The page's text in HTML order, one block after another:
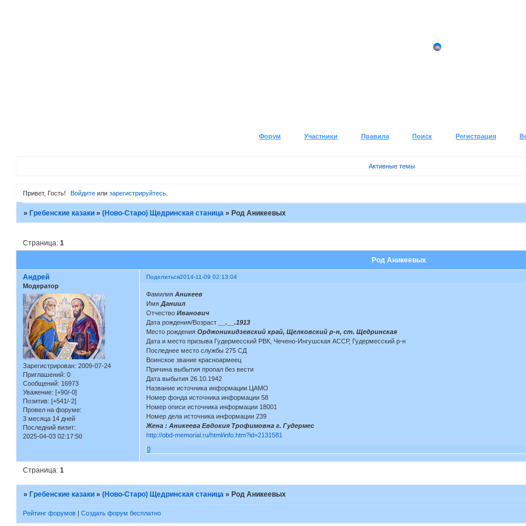
Форум Участники Правила Поиск Регистрация
Активные темы
Привет, Гость! Войдите илизарегистрируйтесь
» Гребенские казаки » (Ново-Старо) Щедринская станица » Род Аникеевых
Род Аникеевых
Страница: 1
Поделиться2014-11-09 02:13:04
Андрей
Модератор
Зарегистрирован: 2009-07-24
Приглашений: 0
Сообщений: 16973
Уважение: [+90/-0]
Позитив: [+541/-2]
Провел на форуме:
3 месяца 14 дней
Последний визит:
2025-04-03 02:17:50
Фамилия Аникеев
Имя Даниил
Отчество Иванович
Дата рождения/Возраст__.__.1913
Место рождения Орджоникидзевский край, Щелковский р-н, ст. Щедринская
Дата и место призыва Гудермесский РВК, Чечено-Ингушская АССР, Гудермесский р-н
Последнее место службы 275 СД
Воинское звание красноармеец
Причина выбытия пропал без вести
Дата выбытия 26.10.1942
Название источника информации ЦАМО
Номер фонда источника информации 58
Номер описи источника информации 18001
Номер дела источника информации 239
Жена : Аникеева Евдокия Трофимовна г. Гудермес
http://obd-memorial.ru/html/info.htm?id=2131581
0
Страница: 1
» Гребенские казаки » (Ново-Старо) Щедринская станица » Род Аникеевых
Рейтинг форумов| Создать форум бесплатно